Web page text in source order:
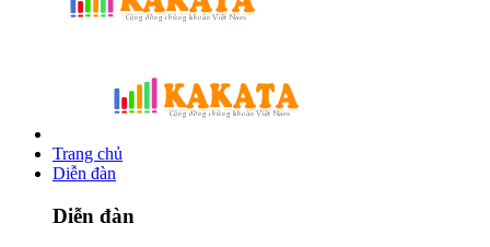
Trang chủ
Diễn đàn
Diễn đàn